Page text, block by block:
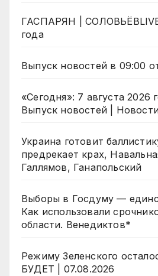
ГАСПАРЯН | СОЛОВЬЁВLIVE
года
Выпуск новостей в 09:00
«Сегодня»: 7 августа 2026
Выпуск новостей |
Украина готовит
предрекает крах,
Галлямов, Ганапольский
Выборы в Госдуму —
Как использовали
области. Венедиктов*
Режиму Зеленского
БУДЕТ | 07.08.2026